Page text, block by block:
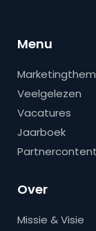
Menu
Veelgelezen
Vacatures
Jaarboek
Partnercontent
Over
Missie & Visie